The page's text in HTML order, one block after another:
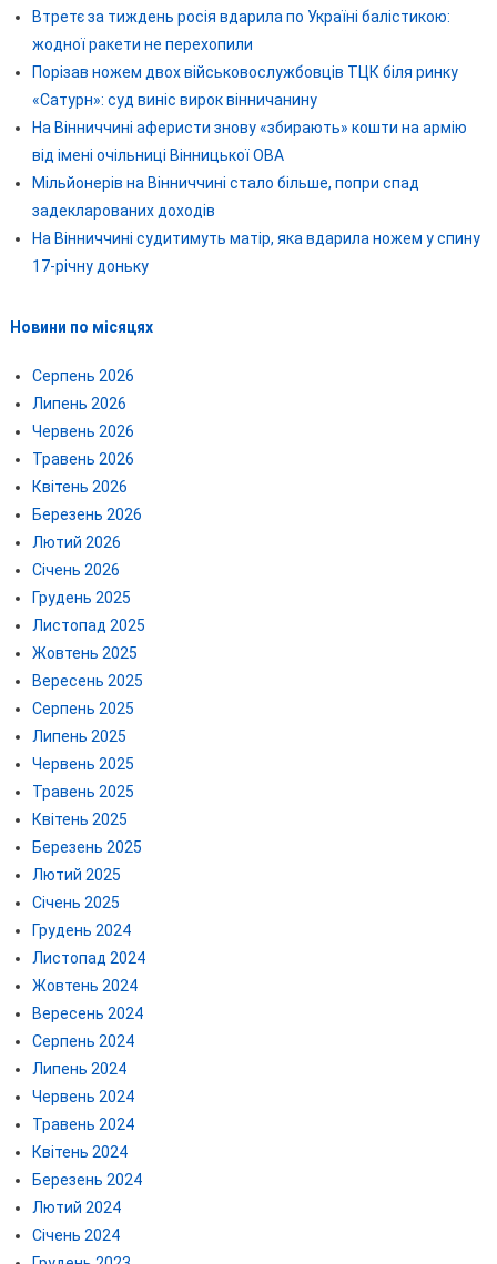
Втретє за тиждень росія вдарила по Україні балістикою:
жодної ракети не перехопили
Порізав ножем двох військовослужбовців ТЦК біля ринку
«Сатурн»: суд виніс вирок вінничанину
На Вінниччині аферисти знову «збирають» кошти на армію
від імені очільниці Вінницької ОВА
Мільйонерів на Вінниччині стало більше, попри спад
задекларованих доходів
На Вінниччині судитимуть матір, яка вдарила ножем у спину
17-річну доньку
Новини по місяцях
Серпень 2026
Липень 2026
Червень 2026
Травень 2026
Квітень 2026
Березень 2026
Лютий 2026
Січень 2026
Грудень 2025
Листопад 2025
Жовтень 2025
Вересень 2025
Серпень 2025
Липень 2025
Червень 2025
Травень 2025
Квітень 2025
Березень 2025
Лютий 2025
Січень 2025
Грудень 2024
Листопад 2024
Жовтень 2024
Вересень 2024
Серпень 2024
Липень 2024
Червень 2024
Травень 2024
Квітень 2024
Березень 2024
Лютий 2024
Січень 2024